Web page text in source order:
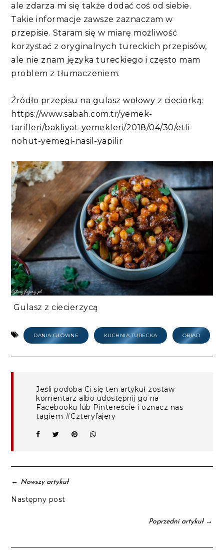
ale zdarza mi się także dodać coś od siebie.
Takie informacje zawsze zaznaczam w
przepisie. Staram się w miarę możliwość
korzystać z oryginalnych tureckich przepisów,
ale nie znam języka tureckiego i często mam
problem z tłumaczeniem.
Źródło przepisu na gulasz wołowy z cieciorką:
https://www.sabah.com.tr/yemek-
tarifleri/bakliyat-yemekleri/2018/04/30/etli-
nohut-yemegi-nasil-yapilir
Gulasz z ciecierzycą
DANIA GŁÓWNE KUCHNIA TURECKA OBIAD
Jeśli podoba Ci się ten artykuł zostaw
komentarz albo udostępnij go na
Facebooku lub Pintereście i oznacz nas
tagiem #Czteryfajery
← Nowszy artykuł
Następny post
Poprzedni artykuł→